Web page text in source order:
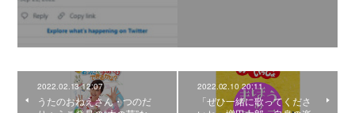
2022.02.13 12:07
うたのおねえさん・つのだ
2022.02.10 20:11
「ぜひ一緒に歌ってくださ